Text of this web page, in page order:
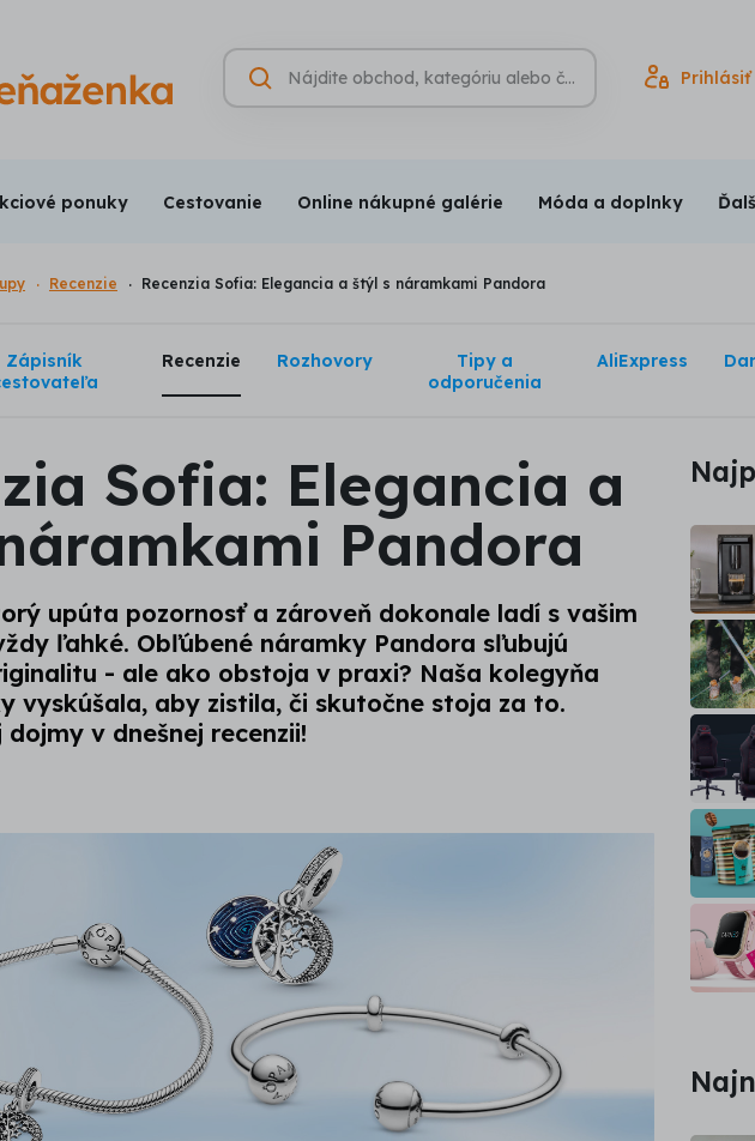
Vyhľadávanie
Hľadať Prihlásiť
ponuky Cestovanie Online nákupné galérie Móda a doplnky
Recenzie Recenzia Sofia: Elegancia a štýl s náramkami Pandora
Zápisník
Recenzie Rozhovory
Tipy a
odporučenia
AliExpress
Sofia: Elegancia a
Pandora
upúta pozornosť a zároveň dokonale ladí s vašim
ľahké. Obľúbené náramky Pandora sľubujú
- ale ako obstoja v praxi? Naša kolegyňa
vyskúšala, aby zistila, či skutočne stoja za to.
v dnešnej recenzii!